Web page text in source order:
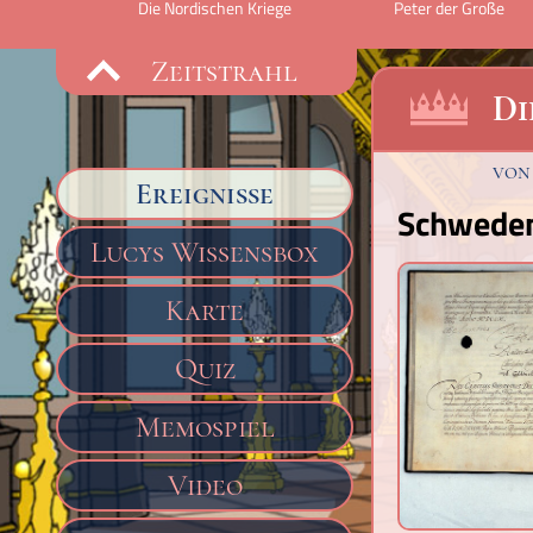
Die Nordischen Kriege Peter der Große
Zeitstrahl
Ereignisse
Lucys Wissensbox
Karte
Quiz
Memospiel
Video
von